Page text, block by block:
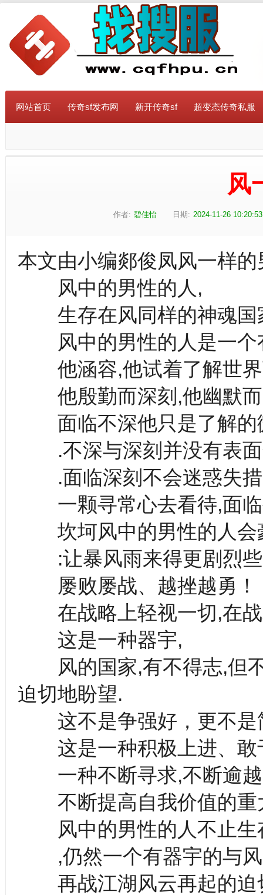
网站首页 传奇sf发布网 新开传奇sf 超变态传奇私服
风
作者: 碧佳怡 日期: 2024-11-26 10:20:53
本文由小编郯俊凤风一样的
风中的男性的人,
生存在风同样的神魂国
风中的男性的人是一个
他涵容,他试着了解世界
他殷勤而深刻,他幽默而
面临不深他只是了解的
.不深与深刻并没有表面
.面临深刻不会迷惑失措,
一颗寻常心去看待,面临
坎坷风中的男性的人会
:让暴风雨来得更剧烈
屡败屡战、越挫越勇！
在战略上轻视一切,在战
这是一种器宇,
风的国家,有不得志,但不
迫切地盼望.
这不是争强好，更不是
这是一种积极上进、敢
一种不断寻求,不断逾
不断提高自我价值的重
风中的男性的人不止生
,仍然一个有器宇的与风
再战江湖风云再起的迫